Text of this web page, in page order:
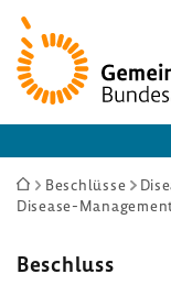
Zur
Startseite
Sie
sind
Beschlüsse
Disease-
Beschluss